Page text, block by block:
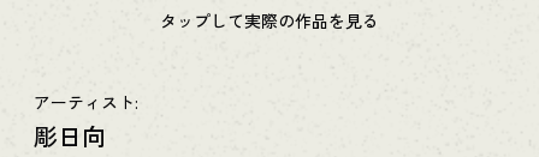
タップして実際の作品を見る
アーティスト:
彫日向